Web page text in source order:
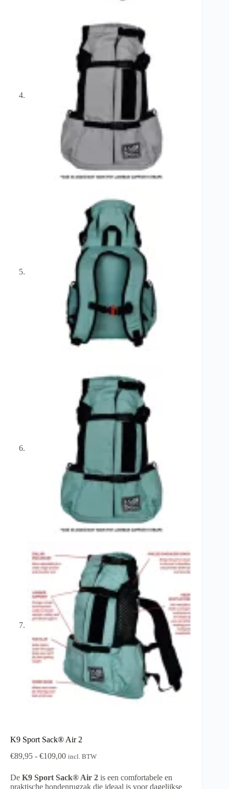
K9 Sport Sack® Air 2
€89,95 - €109,00Prijsklasse:
tot
€109,00
incl. BTW
De K9 Sport Sack® Air 2 is een comfortabele en
praktische hondenrugzak die ideaal is voor dagelijkse